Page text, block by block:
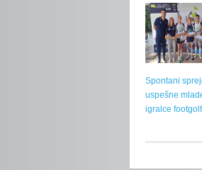
Spontani
uspešne
igralce